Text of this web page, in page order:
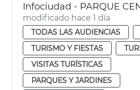
Infociudad - PARQUE
modificado hace 1 día
TODAS LAS AUDIENCIAS
TURISMO Y FIESTAS
VISITAS TURÍSTICAS
PARQUES Y JARDINES